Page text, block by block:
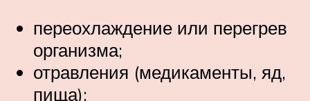
переохлаждение или перегрев
организма;
отравления (медикаменты, яд,
пища);